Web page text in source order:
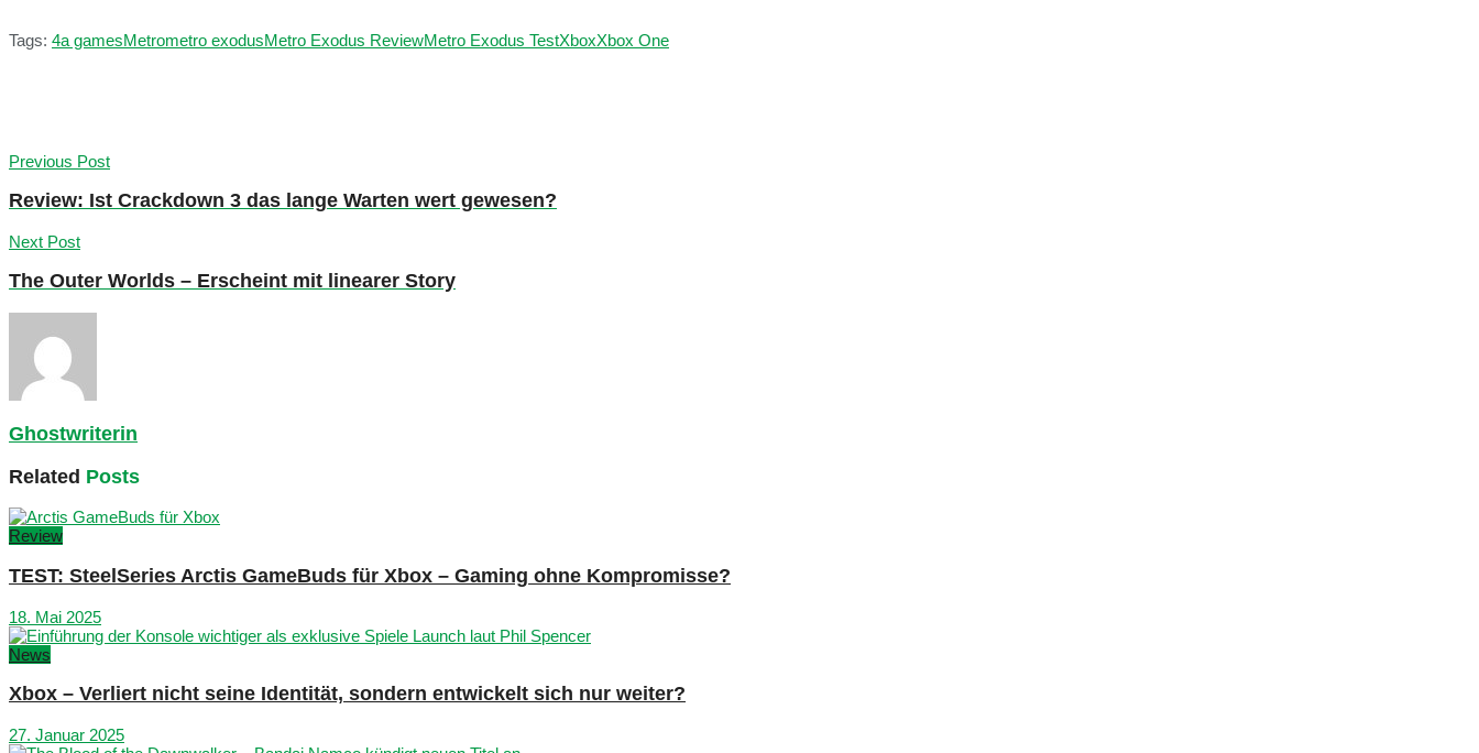
Tags: 4a gamesMetrometro exodusMetro Exodus ReviewMetro Exodus TestXboxXbox One
Previous Post
Review: Ist Crackdown 3 das lange Warten wert gewesen?
Next Post
The Outer Worlds – Erscheint mit linearer Story
Ghostwriterin
Related Posts
Review
TEST: SteelSeries Arctis GameBuds für Xbox – Gaming ohne Kompromisse?
18. Mai 2025
News
Xbox – Verliert nicht seine Identität, sondern entwickelt sich nur weiter?
27. Januar 2025